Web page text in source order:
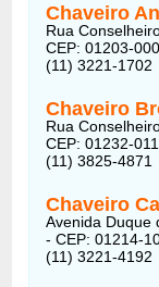
Chaveiro
Rua
CEP: 01203-000
(11) 3221-1702
Chaveiro
Rua
CEP: 01232-011
(11) 3825-4871
Chaveiro
Avenida Duque
- CEP: 01214-
(11) 3221-4192